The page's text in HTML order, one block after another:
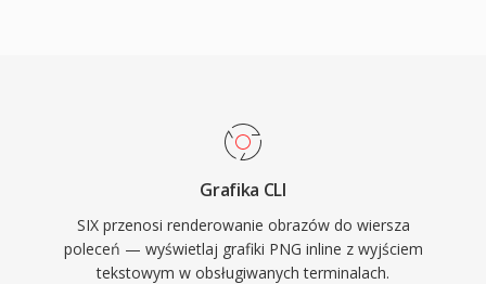
Grafika CLI
SIX przenosi renderowanie obrazów do wiersza
poleceń — wyświetlaj grafiki PNG inline z wyjściem
tekstowym w obsługiwanych terminalach.